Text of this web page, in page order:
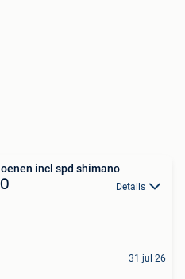
incl spd shimano
Details
31 jul 26